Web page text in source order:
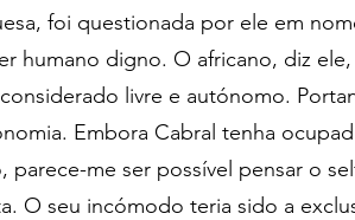
foi questionada por ele em
humano digno. O africano, diz
livre e autónomo.
Embora Cabral tenha
parece-me ser possível pensar o
O seu incómodo teria sido a